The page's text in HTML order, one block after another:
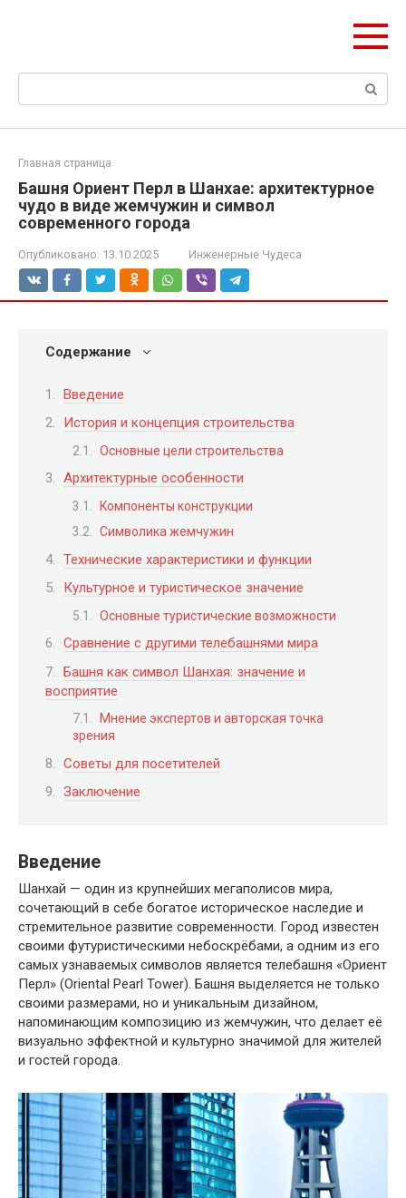
Поиск:
Главная страница
Башня Ориент Перл в Шанхае: архитектурное
чудо в виде жемчужин и символ
современного города
Опубликовано: 13.10.2025 Инженерные Чудеса
Содержание
Введение
История и концепция строительства
Основные цели строительства
Архитектурные особенности
Компоненты конструкции
Символика жемчужин
Технические характеристики и функции
Культурное и туристическое значение
Основные туристические возможности
Сравнение с другими телебашнями мира
Башня как символ Шанхая: значение и
восприятие
Мнение экспертов и авторская точка
зрения
Советы для посетителей
Заключение
Введение
Шанхай — один из крупнейших мегаполисов мира,
сочетающий в себе богатое историческое наследие и
стремительное развитие современности. Город известен
своими футуристическими небоскрёбами, а одним из его
самых узнаваемых символов является телебашня «Ориент
Перл» (Oriental Pearl Tower). Башня выделяется не только
своими размерами, но и уникальным дизайном,
напоминающим композицию из жемчужин, что делает её
визуально эффектной и культурно значимой для жителей
и гостей города.